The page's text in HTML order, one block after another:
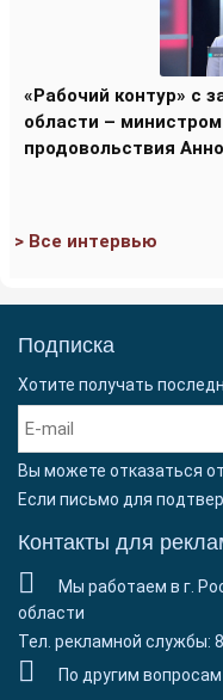
«Рабочий контур» с
области –
продовольствия
> Все интервью
Подписка
Хотите получать
Вы можете отказаться
Если письмо для
Контакты для
Мы работаем в г.
области
Тел. рекламной службы:
По другим